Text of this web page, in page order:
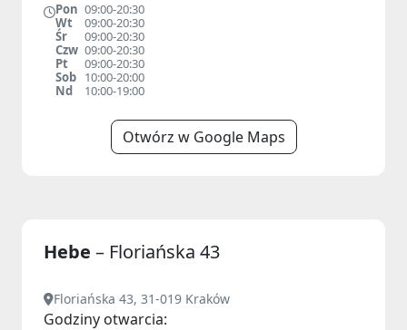
Pon 09:00-20:30
Wt
09:00-20:30
Śr
09:00-20:30
Czw 09:00-20:30
Pt
09:00-20:30
Sob 10:00-20:00
Nd
10:00-19:00
Otwórz w Google Maps
Hebe – Floriańska 43
Floriańska 43, 31-019 Kraków
Godziny otwarcia: